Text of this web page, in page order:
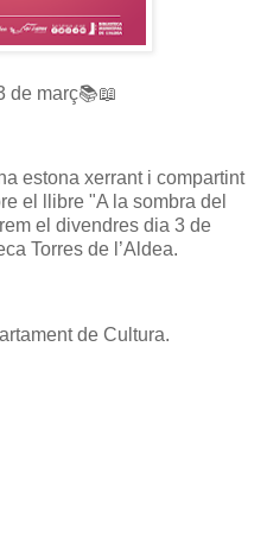
de març📚📖
estona xerrant i compartint
el llibre "A la sombra del
el divendres dia 3 de
Torres de l’Aldea.
de Cultura.